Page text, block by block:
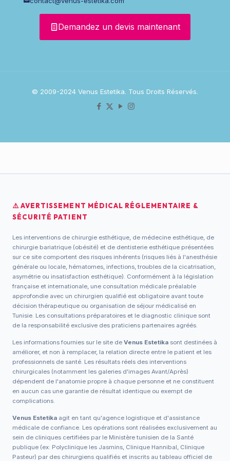
Demandez un devis maintenant
© 2009-2024 Venus Estetika. Tous Droits Réservés.
⚠️ AVERTISSEMENT MÉDICAL RÉGLEMENTAIRE &
SÉCURITÉ PATIENT
Les interventions de chirurgie esthétique, de médecine esthétique, de
chirurgie bariatrique (obésité) et de dentisterie esthétique présentées
sur ce site comportent des risques inhérents (risques liés à l'anesthésie
générale ou locale, hématomes, infections, troubles de la cicatrisation,
asymétrie ou insatisfaction esthétique). Conformément à la législation
française et internationale, une consultation médicale préalable
approfondie avec un chirurgien qualifié est obligatoire avant toute
décision thérapeutique ou organisation de séjour médicalisé en
Tunisie. Les consultations préparatoires et le diagnostic clinique sont
de la responsabilité exclusive des praticiens partenaires agréés.
Les informations fournies sur le site de Venus Estetika sont destinées à
améliorer, et non à remplacer, la relation directe entre le patient et les
professionnels de santé. Les résultats réels des interventions
chirurgicales (notamment les galeries d'images Avant/Après)
dépendent de l'anatomie propre à chaque personne et ne constituent
en aucun cas une garantie de résultat identique ou exempt de
complications.
Venus Estetika agit en tant qu'agence logistique et d'assistance
médicale de confiance. Les opérations sont réalisées exclusivement au
sein de cliniques certifiées par le Ministère tunisien de la Santé
publique (ex: Polyclinique les Jasmins, Clinique Hannibal, Clinique
Pasteur) par des chirurgiens qualifiés et inscrits au tableau officiel de